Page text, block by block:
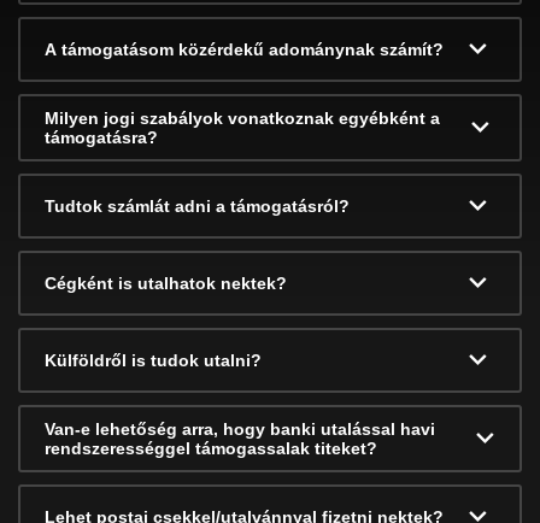
A támogatásom közérdekű adománynak számít?
Milyen jogi szabályok vonatkoznak egyébként a
támogatásra?
Tudtok számlát adni a támogatásról?
Cégként is utalhatok nektek?
Külföldről is tudok utalni?
Van-e lehetőség arra, hogy banki utalással havi
rendszerességgel támogassalak titeket?
Lehet postai csekkel/utalvánnyal fizetni nektek?